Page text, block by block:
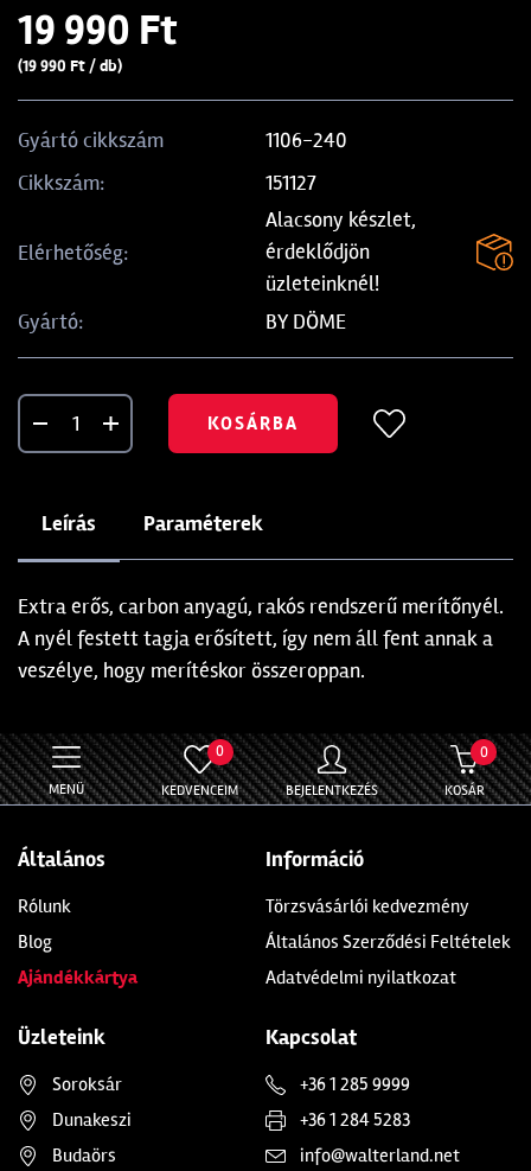
19 990 Ft
(19 990 Ft / db)
Gyártó cikkszám
1106-240
Cikkszám:
151127
Elérhetőség:
Alacsony készlet,
érdeklődjön
üzleteinknél!
Gyártó:
BY DÖME
KOSÁRBA
Leírás Paraméterek
Extra erős, carbon anyagú, rakós rendszerű merítőnyél.
A nyél festett tagja erősített, így nem áll fent annak a
veszélye, hogy merítéskor összeroppan.
MENÜ
0
KEDVENCEIM BEJELENTKEZÉS
0
KOSÁR
Általános
Rólunk
Blog
Ajándékkártya
Információ
Törzsvásárlói kedvezmény
Általános Szerződési Feltételek
Adatvédelmi nyilatkozat
Üzleteink
Soroksár
Dunakeszi
Budaörs
Kapcsolat
+36 1 285 9999
+36 1 284 5283
info@walterland.net